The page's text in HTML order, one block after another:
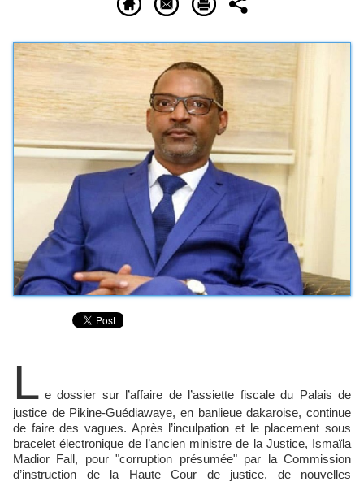
L e dossier sur l’affaire de l’assiette fiscale du Palais de
justice de Pikine-Guédiawaye, en banlieue dakaroise, continue
de faire des vagues. Après l’inculpation et le placement sous
bracelet électronique de l’ancien ministre de la Justice, Ismaïla
Madior Fall, pour "corruption présumée" par la Commission
d’instruction de la Haute Cour de justice, de nouvelles